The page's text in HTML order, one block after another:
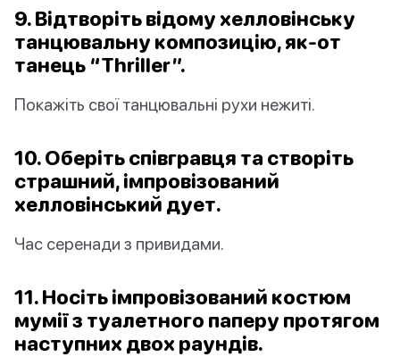
9. Відтворіть відому хелловінську
танцювальну композицію, як-от
танець “Thriller”.
Покажіть свої танцювальні рухи нежиті.
10. Оберіть співгравця та створіть
страшний, імпровізований
хелловінський дует.
Час серенади з привидами.
11. Носіть імпровізований костюм
мумії з туалетного паперу протягом
наступних двох раундів.